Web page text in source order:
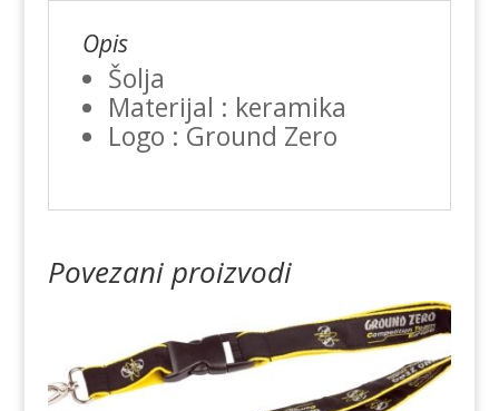
Opis
Šolja
Materijal : keramika
Logo : Ground Zero
Povezani proizvodi